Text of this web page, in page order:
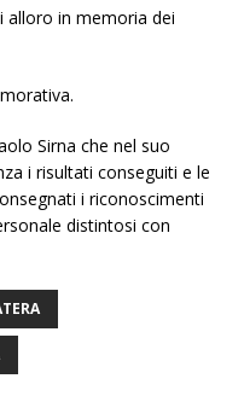
alloro in memoria dei
Sirna che nel suo
i risultati conseguiti e le
i riconoscimenti
distintosi con